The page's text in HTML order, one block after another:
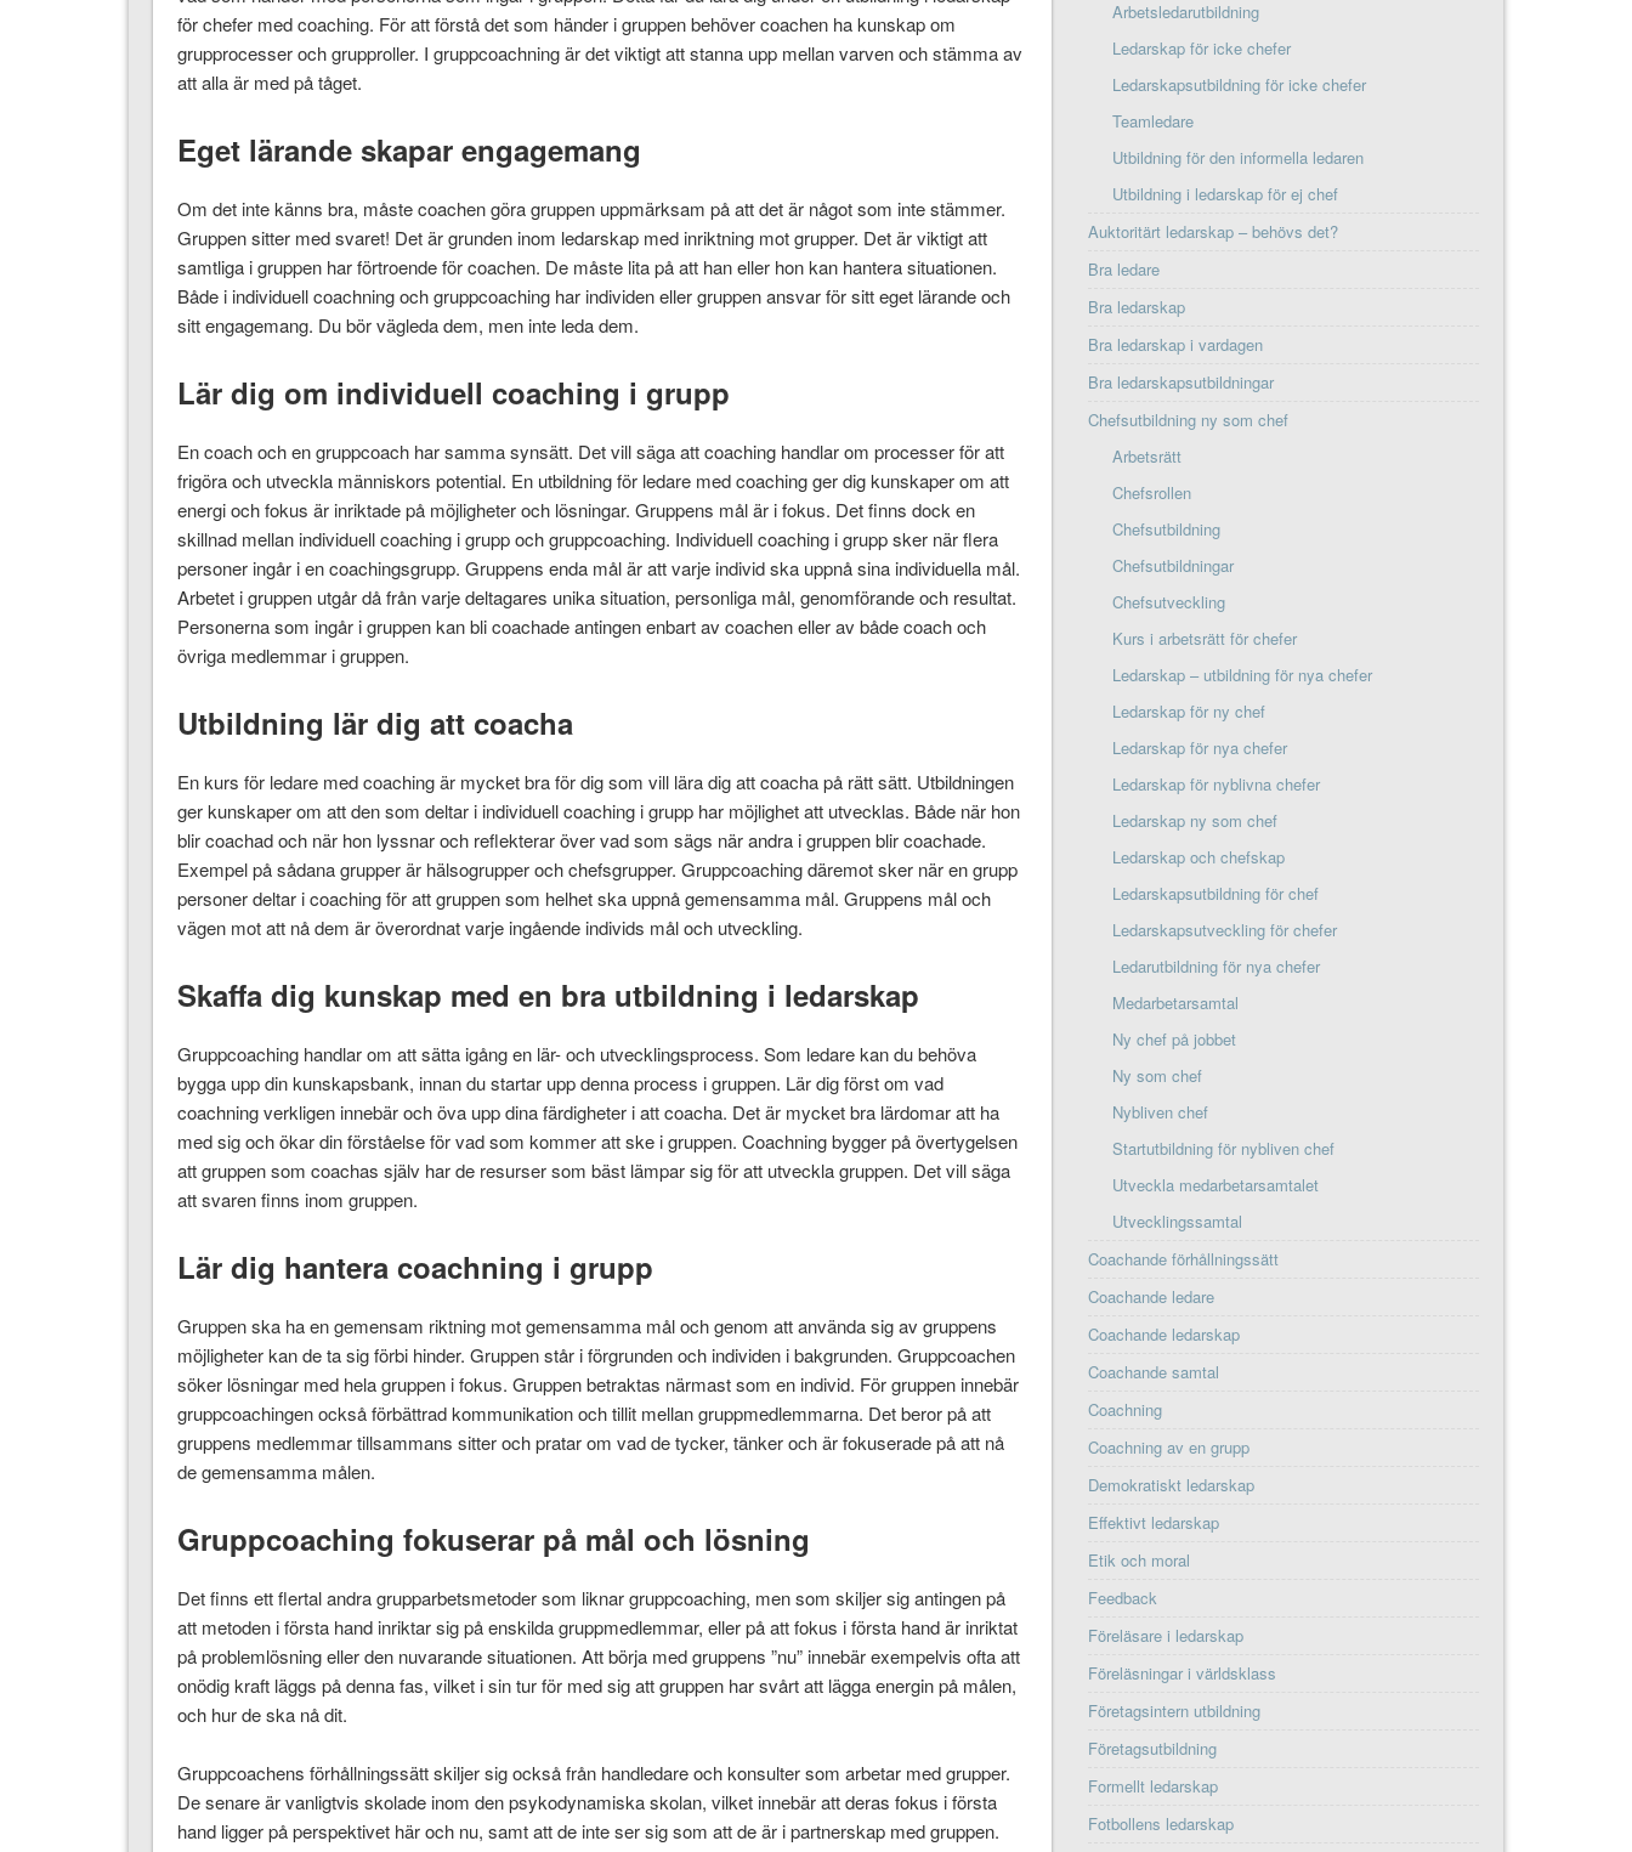
för chefer med coaching. För att förstå det som händer i gruppen behöver coachen ha kunskap om
grupprocesser och grupproller. I gruppcoachning är det viktigt att stanna upp mellan varven och stämma av
att alla är med på tåget.
Eget lärande skapar engagemang
Om det inte känns bra, måste coachen göra gruppen uppmärksam på att det är något som inte stämmer.
Gruppen sitter med svaret! Det är grunden inom ledarskap med inriktning mot grupper. Det är viktigt att
samtliga i gruppen har förtroende för coachen. De måste lita på att han eller hon kan hantera situationen.
Både i individuell coachning och gruppcoaching har individen eller gruppen ansvar för sitt eget lärande och
sitt engagemang. Du bör vägleda dem, men inte leda dem.
Lär dig om individuell coaching i grupp
En coach och en gruppcoach har samma synsätt. Det vill säga att coaching handlar om processer för att
frigöra och utveckla människors potential. En utbildning för ledare med coaching ger dig kunskaper om att
energi och fokus är inriktade på möjligheter och lösningar. Gruppens mål är i fokus. Det finns dock en
skillnad mellan individuell coaching i grupp och gruppcoaching. Individuell coaching i grupp sker när flera
personer ingår i en coachingsgrupp. Gruppens enda mål är att varje individ ska uppnå sina individuella mål.
Arbetet i gruppen utgår då från varje deltagares unika situation, personliga mål, genomförande och resultat.
Personerna som ingår i gruppen kan bli coachade antingen enbart av coachen eller av både coach och
övriga medlemmar i gruppen.
Utbildning lär dig att coacha
En kurs för ledare med coaching är mycket bra för dig som vill lära dig att coacha på rätt sätt. Utbildningen
ger kunskaper om att den som deltar i individuell coaching i grupp har möjlighet att utvecklas. Både när hon
blir coachad och när hon lyssnar och reflekterar över vad som sägs när andra i gruppen blir coachade.
Exempel på sådana grupper är hälsogrupper och chefsgrupper. Gruppcoaching däremot sker när en grupp
personer deltar i coaching för att gruppen som helhet ska uppnå gemensamma mål. Gruppens mål och
vägen mot att nå dem är överordnat varje ingående individs mål och utveckling.
Skaffa dig kunskap med en bra utbildning i ledarskap
Gruppcoaching handlar om att sätta igång en lär- och utvecklingsprocess. Som ledare kan du behöva
bygga upp din kunskapsbank, innan du startar upp denna process i gruppen. Lär dig först om vad
coachning verkligen innebär och öva upp dina färdigheter i att coacha. Det är mycket bra lärdomar att ha
med sig och ökar din förståelse för vad som kommer att ske i gruppen. Coachning bygger på övertygelsen
att gruppen som coachas själv har de resurser som bäst lämpar sig för att utveckla gruppen. Det vill säga
att svaren finns inom gruppen.
Lär dig hantera coachning i grupp
Gruppen ska ha en gemensam riktning mot gemensamma mål och genom att använda sig av gruppens
möjligheter kan de ta sig förbi hinder. Gruppen står i förgrunden och individen i bakgrunden. Gruppcoachen
söker lösningar med hela gruppen i fokus. Gruppen betraktas närmast som en individ. För gruppen innebär
gruppcoachingen också förbättrad kommunikation och tillit mellan gruppmedlemmarna. Det beror på att
gruppens medlemmar tillsammans sitter och pratar om vad de tycker, tänker och är fokuserade på att nå
de gemensamma målen.
Gruppcoaching fokuserar på mål och lösning
Det finns ett flertal andra grupparbetsmetoder som liknar gruppcoaching, men som skiljer sig antingen på
att metoden i första hand inriktar sig på enskilda gruppmedlemmar, eller på att fokus i första hand är inriktat
på problemlösning eller den nuvarande situationen. Att börja med gruppens ”nu” innebär exempelvis ofta att
onödig kraft läggs på denna fas, vilket i sin tur för med sig att gruppen har svårt att lägga energin på målen,
och hur de ska nå dit.
Gruppcoachens förhållningssätt skiljer sig också från handledare och konsulter som arbetar med grupper.
De senare är vanligtvis skolade inom den psykodynamiska skolan, vilket innebär att deras fokus i första
hand ligger på perspektivet här och nu, samt att de inte ser sig som att de är i partnerskap med gruppen.
Arbetsledarutbildning
Ledarskap för icke chefer
Ledarskapsutbildning för icke chefer
Teamledare
Utbildning för den informella ledaren
Utbildning i ledarskap för ej chef
Auktoritärt ledarskap – behövs det?
Bra ledare
Bra ledarskap
Bra ledarskap i vardagen
Bra ledarskapsutbildningar
Chefsutbildning ny som chef
Arbetsrätt
Chefsrollen
Chefsutbildning
Chefsutbildningar
Chefsutveckling
Kurs i arbetsrätt för chefer
Ledarskap – utbildning för nya chefer
Ledarskap för ny chef
Ledarskap för nya chefer
Ledarskap för nyblivna chefer
Ledarskap ny som chef
Ledarskap och chefskap
Ledarskapsutbildning för chef
Ledarskapsutveckling för chefer
Ledarutbildning för nya chefer
Medarbetarsamtal
Ny chef på jobbet
Ny som chef
Nybliven chef
Startutbildning för nybliven chef
Utveckla medarbetarsamtalet
Utvecklingssamtal
Coachande förhållningssätt
Coachande ledare
Coachande ledarskap
Coachande samtal
Coachning
Coachning av en grupp
Demokratiskt ledarskap
Effektivt ledarskap
Etik och moral
Feedback
Föreläsare i ledarskap
Föreläsningar i världsklass
Företagsintern utbildning
Företagsutbildning
Formellt ledarskap
Fotbollens ledarskap